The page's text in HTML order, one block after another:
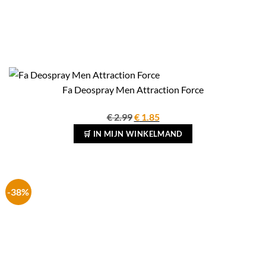
Fa Deospray Men Attraction Force
€2.99Oorspronkelijke
prijs
was:
€1.85Huidige
prijs
is:
🛒 IN MIJN WINKELMAND
-38%